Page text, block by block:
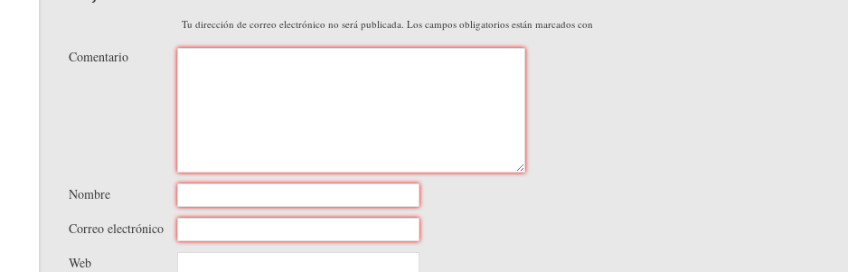
Tu dirección de correo electrónico no será publicada. Los campos obligatorios están marcados con
Comentario
Nombre
Correo electrónico
Web